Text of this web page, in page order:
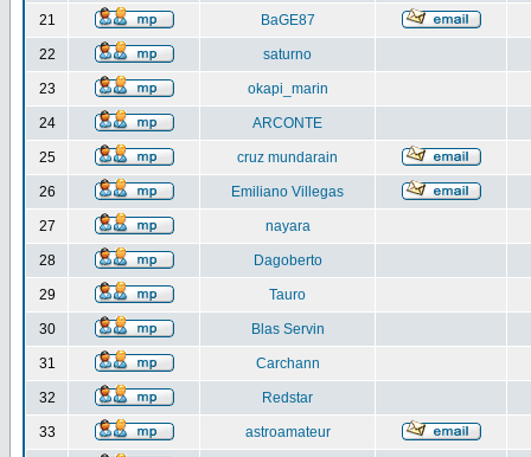
21 BaGE87
22 saturno
23 okapi_marin
24 ARCONTE
25 cruz mundarain
26 Emiliano Villegas
27 nayara
28 Dagoberto
29 Tauro
30 Blas Servin
31 Carchann
32 Redstar
33 astroamateur